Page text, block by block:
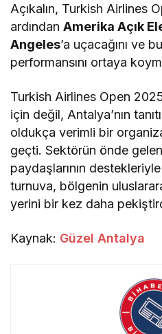
Açıkalın, Turkish Airlines
ardındanAmerika Açık
Angeles’a uçacağını ve
performansını ortaya
Turkish Airlines Open
için değil, Antalya’nın
oldukça verimli bir
geçti. Sektörün önde
paydaşlarının
turnuva, bölgenin
yerini bir kez daha
Kaynak: Güzel Antalya